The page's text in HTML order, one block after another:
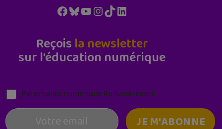
Facebook
Bluesky
YouTube
Instagram
TikTokLinkedIn
Reçois la newsletter
sur l'éducation numérique
Parentalité numérique (le lundi matin)